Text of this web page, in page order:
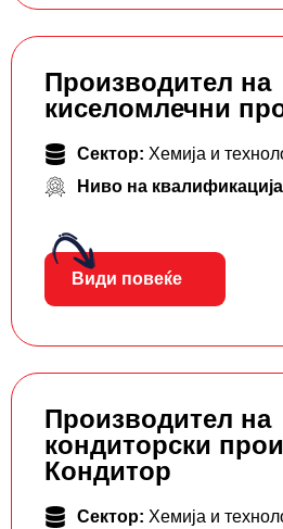
Производител на
киселомлечни
Сектор: Хемија и
Ниво на
Види повеќе
Производител на
кондиторски
Кондитор
Сектор: Хемија и